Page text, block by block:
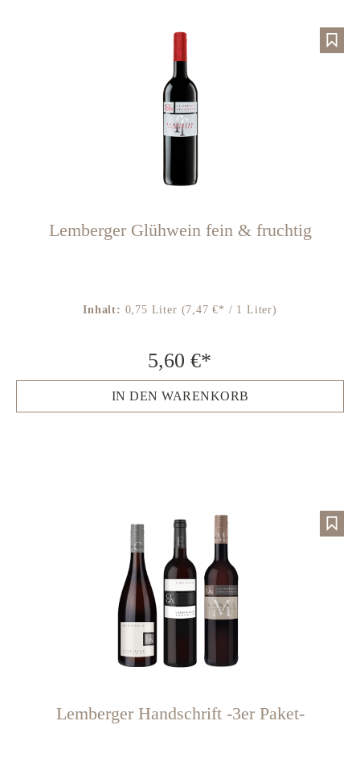
Lemberger Glühwein fein & fruchtig
Inhalt: 0,75 Liter (7,47 €* / 1 Liter)
5,60 €*
IN DEN WARENKORB
Lemberger Handschrift -3er Paket-